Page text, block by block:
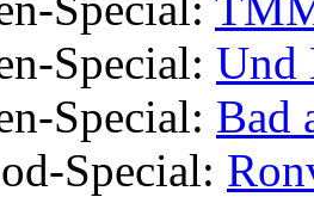
Special: Und
Special: Bad
Special: